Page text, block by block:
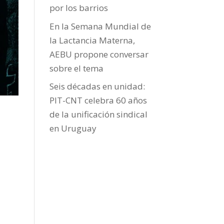
por los barrios
En la Semana Mundial de
la Lactancia Materna,
AEBU propone conversar
sobre el tema
Seis décadas en unidad:
PIT-CNT celebra 60 años
de la unificación sindical
en Uruguay